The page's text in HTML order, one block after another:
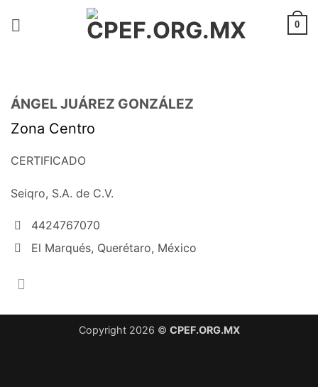
0
ÁNGEL JUÁREZ GONZÁLEZ
Zona Centro
CERTIFICADO
Seiqro, S.A. de C.V.
4424767070
El Marqués, Querétaro, México
Copyright 2026 © CPEF.ORG.MX